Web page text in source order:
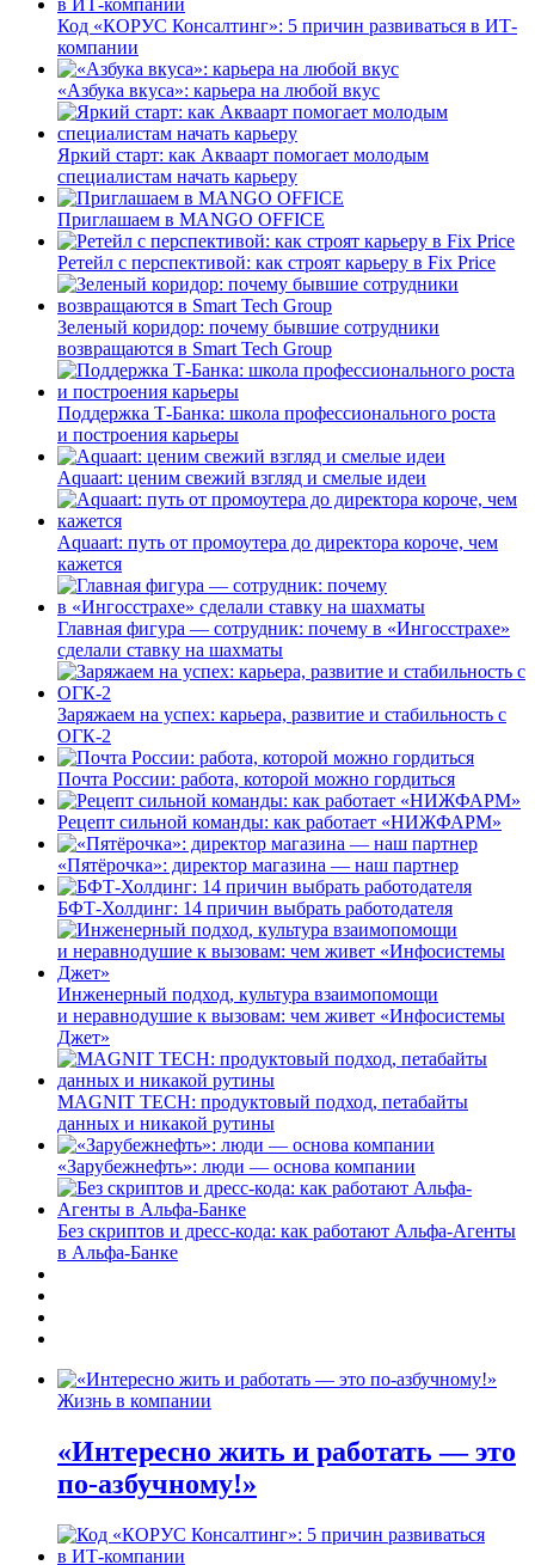
Код «КОРУС Консалтинг»: 5 причин развиваться в ИТ-
компании
«Азбука вкуса»: карьера на любой вкус
Яркий старт: как Акваарт помогает молодым
специалистам начать карьеру
Приглашаем в MANGO OFFICE
Ретейл с перспективой: как строят карьеру в Fix Price
Зеленый коридор: почему бывшие сотрудники
возвращаются в Smart Tech Group
Поддержка Т-Банка: школа профессионального роста
и построения карьеры
Aquaart: ценим свежий взгляд и смелые идеи
Aquaart: путь от промоутера до директора короче, чем
кажется
Главная фигура — сотрудник: почему в «Ингосстрахе»
сделали ставку на шахматы
Заряжаем на успех: карьера, развитие и стабильность c
ОГК-2
Почта России: работа, которой можно гордиться
Рецепт сильной команды: как работает «НИЖФАРМ»
«Пятёрочка»: директор магазина — наш партнер
БФТ-Холдинг: 14 причин выбрать работодателя
Инженерный подход, культура взаимопомощи
и неравнодушие к вызовам: чем живет «Инфосистемы
Джет»
MAGNIT TECH: продуктовый подход, петабайты
данных и никакой рутины
«Зарубежнефть»: люди — основа компании
Без скриптов и дресс-кода: как работают Альфа-Агенты
в Альфа-Банке
Жизнь в компании
«Интересно жить и работать — это
по-азбучному!»